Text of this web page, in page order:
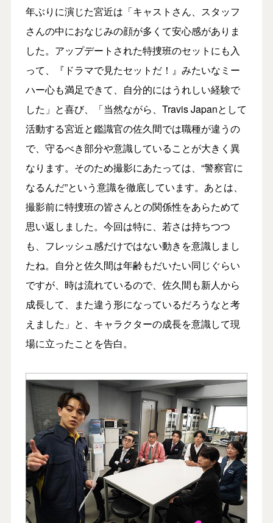
年ぶりに演じた宮近は「キャストさん、スタッフ
さんの中におなじみの顔が多くて安心感がありま
した。アップデートされた特捜班のセットにも入
って、『ドラマで見たセットだ！』みたいなミー
ハー心も満足できて、自分的にはうれしい経験で
した」と喜び、「当然ながら、Travis Japanとして
活動する宮近と鑑識官の佐久間では職種が違うの
で、守るべき部分や意識していることが大きく異
なります。そのため撮影にあたっては、“警察官に
なるんだ”という意識を徹底しています。あとは、
撮影前に特捜班の皆さんとの関係性をあらためて
思い返しました。今回は特に、若さは持ちつつ
も、フレッシュ感だけではない動きを意識しまし
たね。自分と佐久間は年齢もだいたい同じぐらい
ですが、時は流れているので、佐久間も新人から
成長して、また違う形になっているだろうなと考
えました」と、キャラクターの成長を意識して現
場に立ったことを告白。